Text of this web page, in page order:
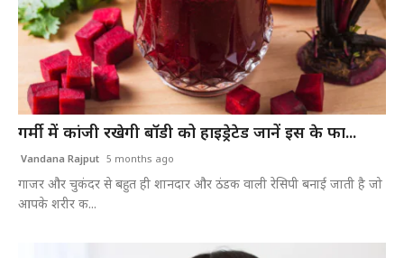
गर्मी में कांजी रखेगी बॉडी को हाइड्रेटेड जानें इस के फा...
Vandana Rajput 5 months ago
गाजर और चुकंदर से बहुत ही शानदार और ठंडक वाली रेसिपी बनाई जाती है जो
आपके शरीर क...